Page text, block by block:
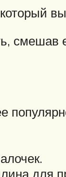
смешав
для